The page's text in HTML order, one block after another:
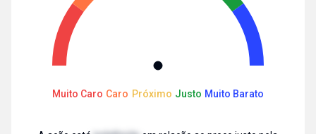
Muito Caro Caro Próximo Justo Muito Barato